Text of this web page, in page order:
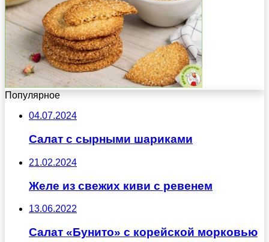
Популярное
04.07.2024
Салат с сырными шариками
21.02.2024
Желе из свежих киви с ревенем
13.06.2022
Салат «Бунито» с корейской морковью